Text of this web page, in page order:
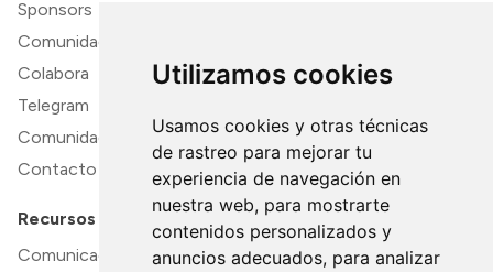
Utilizamos cookies
Usamos cookies y otras técnicas
de rastreo para mejorar tu
experiencia de navegación en
nuestra web, para mostrarte
contenidos personalizados y
anuncios adecuados, para analizar
Sponsors
Comunidad
Colabora
Telegram
Comunidad Twitter
Contacto
Recursos
Comunicación y Colaboración